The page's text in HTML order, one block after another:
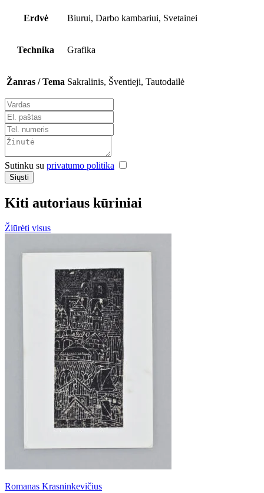
Erdvė Biurui, Darbo kambariui, Svetainei
Technika Grafika
Žanras / Tema Sakralinis, Šventieji, Tautodailė
Sutinku su privatumo politika
Siųsti
Kiti autoriaus kūriniai
Žiūrėti visus
Romanas Krasninkevičius